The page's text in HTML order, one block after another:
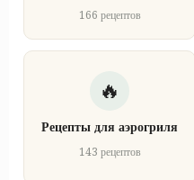
166 рецептов
Рецепты для аэрогриля
143 рецептов